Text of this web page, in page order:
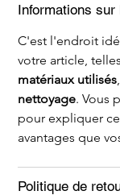
Informations
C'est l'endroit
votre article,
matériaux utilisés
nettoyage. Vous
pour expliquer
avantages que
Politique de